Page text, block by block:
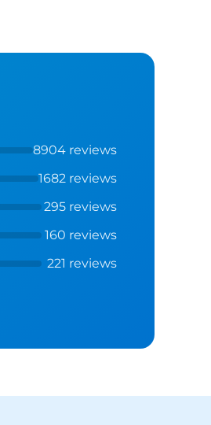
8904 reviews
1682 reviews
295 reviews
160 reviews
221 reviews